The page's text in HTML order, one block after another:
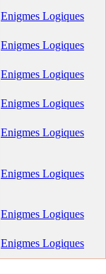
Enigmes Logiques
Enigmes Logiques
Enigmes Logiques
Enigmes Logiques
Enigmes Logiques
Enigmes Logiques
Enigmes Logiques
Enigmes Logiques